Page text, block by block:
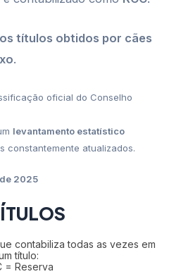
títulos obtidos por cães
.
oficial do Conselho
levantamento estatístico
constantemente atualizados.
2025
contabiliza todas as vezes em
título:
= Reserva